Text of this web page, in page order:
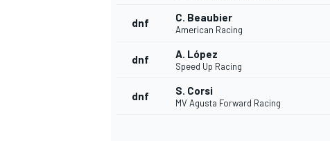
dnf C. Beaubier
American Racing
dnf A. López
Speed Up Racing
dnf S. Corsi
MV Agusta Forward Racing